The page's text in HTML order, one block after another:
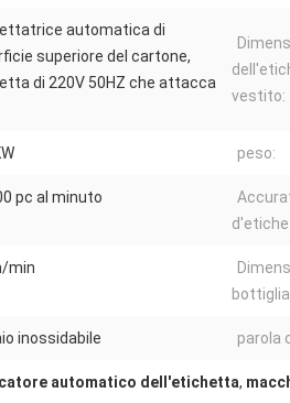
automatica di
superiore del cartone,
di 220V 50HZ che attacca
vestito:
peso:
pc al minuto
min
inossidabile parola
automatico dell'etichetta,